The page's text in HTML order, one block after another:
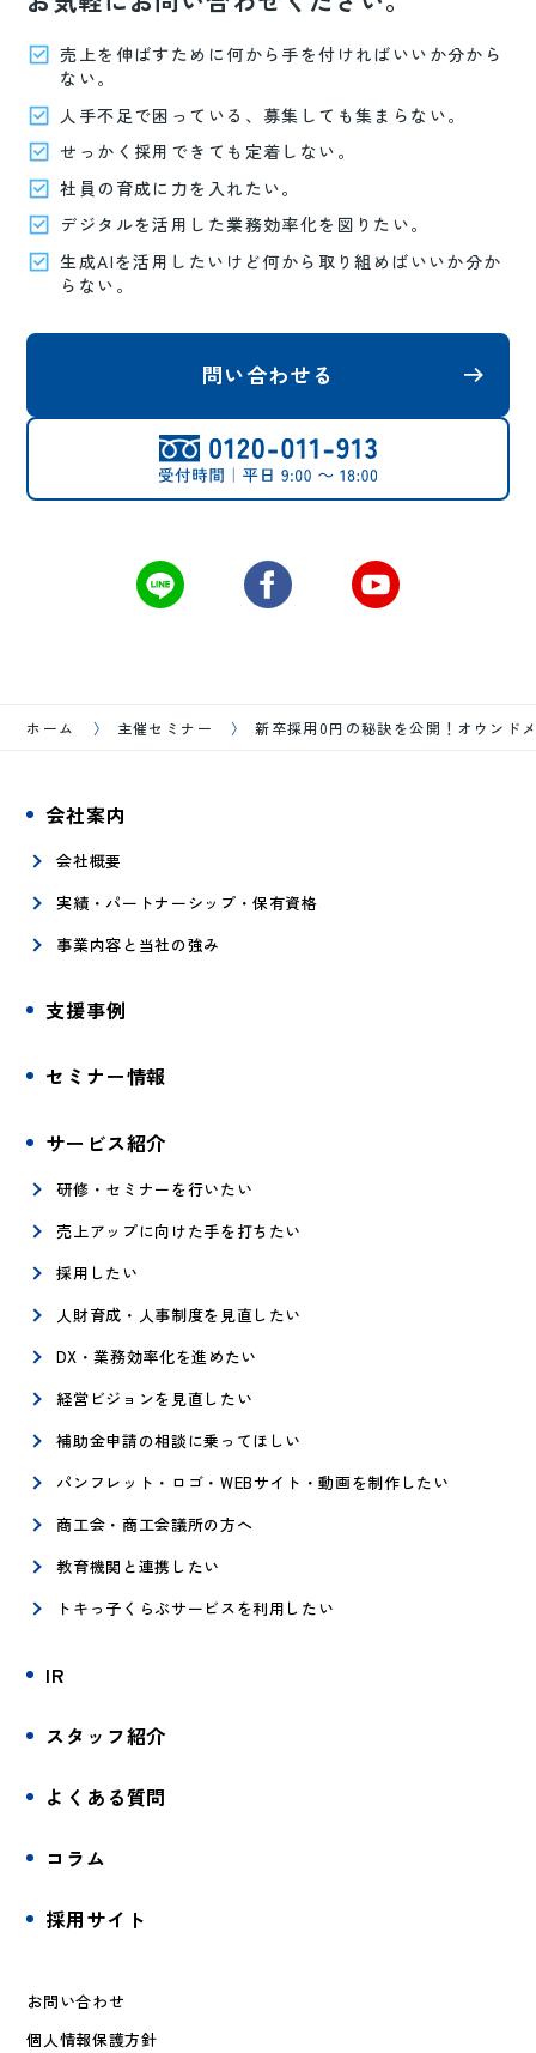
売上を伸ばすために何から手を付ければいいか分から
ない。
人手不足で困っている、募集しても集まらない。
せっかく採用できても定着しない。
社員の育成に力を入れたい。
デジタルを活用した業務効率化を図りたい。
生成AIを活用したいけど何から取り組めばいいか分か
らない。
問い合わせる
ホーム 主催セミナー 新卒採用0円の秘訣を公開！オウンド
会社案内
会社概要
実績・パートナーシップ・保有資格
事業内容と当社の強み
支援事例
セミナー情報
サービス紹介
研修・セミナーを行いたい
売上アップに向けた手を打ちたい
採用したい
人財育成・人事制度を見直したい
DX・業務効率化を進めたい
経営ビジョンを見直したい
補助金申請の相談に乗ってほしい
パンフレット・ロゴ・WEBサイト・動画を制作したい
商工会・商工会議所の方へ
教育機関と連携したい
トキっ子くらぶサービスを利用したい
IR
スタッフ紹介
よくある質問
コラム
採用サイト
お問い合わせ
個人情報保護方針